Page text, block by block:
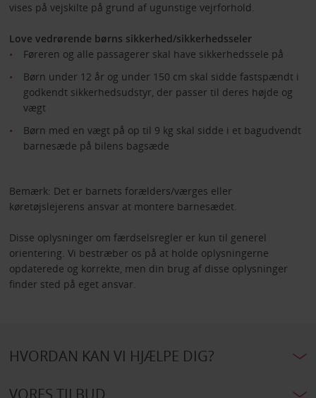
vises på vejskilte på grund af ugunstige vejrforhold.
Love vedrørende børns sikkerhed/sikkerhedsseler
Føreren og alle passagerer skal have sikkerhedssele på
Børn under 12 år og under 150 cm skal sidde fastspændt i
godkendt sikkerhedsudstyr, der passer til deres højde og
vægt
Børn med en vægt på op til 9 kg skal sidde i et bagudvendt
barnesæde på bilens bagsæde
Bemærk: Det er barnets forælders/værges eller
køretøjslejerens ansvar at montere barnesædet.
Disse oplysninger om færdselsregler er kun til generel
orientering. Vi bestræber os på at holde oplysningerne
opdaterede og korrekte, men din brug af disse oplysninger
finder sted på eget ansvar.
HVORDAN KAN VI HJÆLPE DIG?
VORES TILBUD